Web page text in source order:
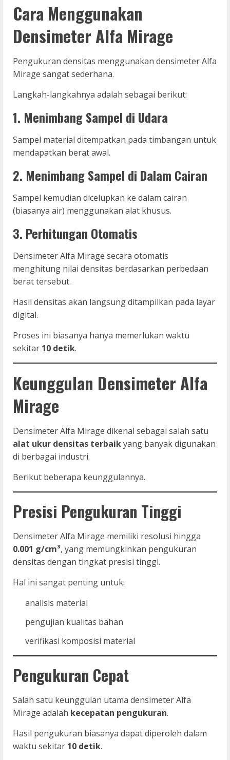
Cara Menggunakan
Densimeter Alfa Mirage
Pengukuran densitas menggunakan densimeter Alfa
Mirage sangat sederhana.
Langkah-langkahnya adalah sebagai berikut:
1. Menimbang Sampel di Udara
Sampel material ditempatkan pada timbangan untuk
mendapatkan berat awal.
2. Menimbang Sampel di Dalam Cairan
Sampel kemudian dicelupkan ke dalam cairan
(biasanya air) menggunakan alat khusus.
3. Perhitungan Otomatis
Densimeter Alfa Mirage secara otomatis
menghitung nilai densitas berdasarkan perbedaan
berat tersebut.
Hasil densitas akan langsung ditampilkan pada layar
digital.
Proses ini biasanya hanya memerlukan waktu
sekitar 10 detik.
Keunggulan Densimeter Alfa
Mirage
Densimeter Alfa Mirage dikenal sebagai salah satu
alat ukur densitas terbaikyang banyak digunakan
di berbagai industri.
Berikut beberapa keunggulannya.
Presisi Pengukuran Tinggi
Densimeter Alfa Mirage memiliki resolusi hingga
0.001 g/cm³, yang memungkinkan pengukuran
densitas dengan tingkat presisi tinggi.
Hal ini sangat penting untuk:
analisis material
pengujian kualitas bahan
verifikasi komposisi material
Pengukuran Cepat
Salah satu keunggulan utama densimeter Alfa
Mirage adalah kecepatan pengukuran.
Hasil pengukuran biasanya dapat diperoleh dalam
waktu sekitar 10 detik.